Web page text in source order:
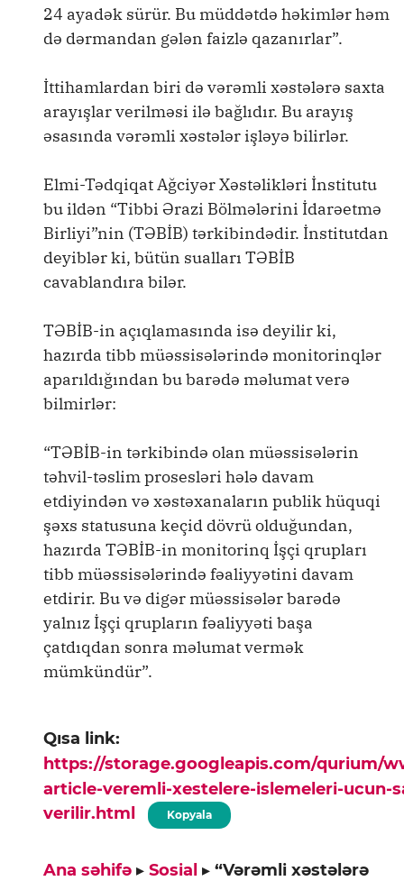
24 ayadək sürür. Bu müddətdə həkimlər həm
də dərmandan gələn faizlə qazanırlar”.
İttihamlardan biri də vərəmli xəstələrə saxta
arayışlar verilməsi ilə bağlıdır. Bu arayış
əsasında vərəmli xəstələr işləyə bilirlər.
Elmi-Tədqiqat Ağciyər Xəstəlikləri İnstitutu
bu ildən “Tibbi Ərazi Bölmələrini İdarəetmə
Birliyi”nin (TƏBİB) tərkibindədir. İnstitutdan
deyiblər ki, bütün sualları TƏBİB
cavablandıra bilər.
TƏBİB-in açıqlamasında isə deyilir ki,
hazırda tibb müəssisələrində monitorinqlər
aparıldığından bu barədə məlumat verə
bilmirlər:
“TƏBİB-in tərkibində olan müəssisələrin
təhvil-təslim prosesləri hələ davam
etdiyindən və xəstəxanaların publik hüquqi
şəxs statusuna keçid dövrü olduğundan,
hazırda TƏBİB-in monitorinq İşçi qrupları
tibb müəssisələrində fəaliyyətini davam
etdirir. Bu və digər müəssisələr barədə
yalnız İşçi qrupların fəaliyyəti başa
çatdıqdan sonra məlumat vermək
mümkündür”.
Qısa link:
https://storage.googleapis.com/qurium/
article-veremli-xestelere-islemeleri-ucun-
verilir.html
Kopyala
Ana səhifə ▸ Sosial ▸ “Vərəmli xəstələrə